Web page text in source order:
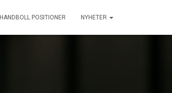
HANDBOLL POSITIONER NYHETER